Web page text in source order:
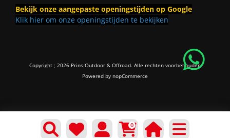
0
Bekijk onze aangepaste openingstijden op Google
Klik hier om onze openingstijden te bekijken
Copyright ; 2026 Prins Outdoor & Offroad. Alle rechten voorbehouden
Powered by nopCommerce